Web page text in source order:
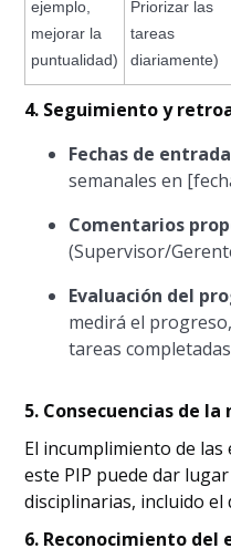
ejemplo,
mejorar la
puntualidad)
Priorizar las
tareas
diariamente)
4. Seguimiento y
Fechas de
semanales en
Comentarios
(Supervisor/
Evaluación del
medirá el
tareas
5. Consecuencias de
El incumplimiento de
este PIP puede dar
disciplinarias, incluido el
6. Reconocimiento del